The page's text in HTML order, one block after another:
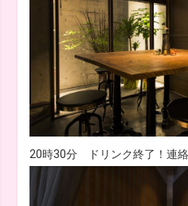
20時30分 ドリンク終了！連絡